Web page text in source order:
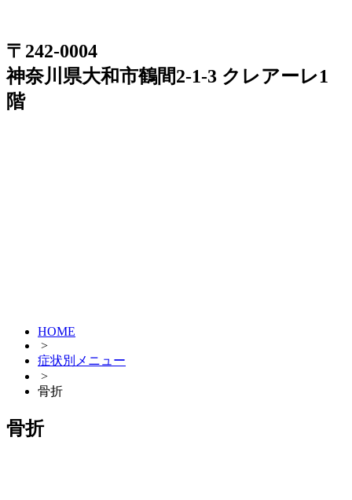
〒242-0004
神奈川県大和市鶴間2-1-3 クレアーレ1
階
HOME
>
症状別メニュー
>
骨折
骨折